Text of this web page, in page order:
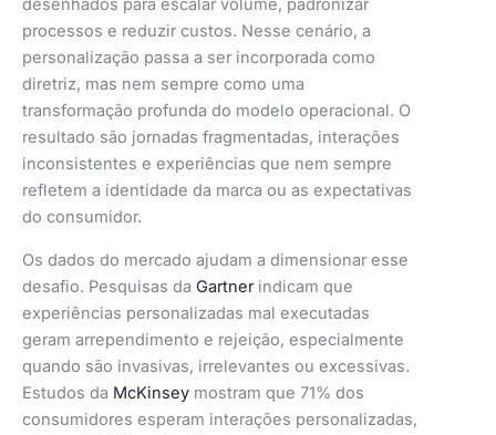
desenhados para escalar volume, padronizar
processos e reduzir custos. Nesse cenário, a
personalização passa a ser incorporada como
diretriz, mas nem sempre como uma
transformação profunda do modelo operacional. O
resultado são jornadas fragmentadas, interações
inconsistentes e experiências que nem sempre
refletem a identidade da marca ou as expectativas
do consumidor.
Os dados do mercado ajudam a dimensionar esse
desafio. Pesquisas da Gartnerindicam que
experiências personalizadas mal executadas
geram arrependimento e rejeição, especialmente
quando são invasivas, irrelevantes ou excessivas.
Estudos da McKinsey mostram que 71% dos
consumidores esperam interações personalizadas,